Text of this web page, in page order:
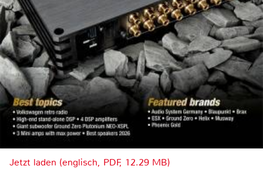
Jetzt laden (englisch, PDF, 12.29 MB)